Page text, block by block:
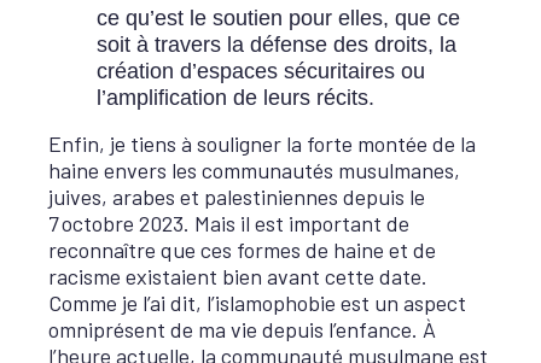
ce qu’est le soutien pour elles, que ce
soit à travers la défense des droits, la
création d’espaces sécuritaires ou
l’amplification de leurs récits.
Enfin, je tiens à souligner la forte montée de la
haine envers les communautés musulmanes,
juives, arabes et palestiniennes depuis le
7 octobre 2023. Mais il est important de
reconnaître que ces formes de haine et de
racisme existaient bien avant cette date.
Comme je l’ai dit, l’islamophobie est un aspect
omniprésent de ma vie depuis l’enfance. À
l’heure actuelle, la communauté musulmane est